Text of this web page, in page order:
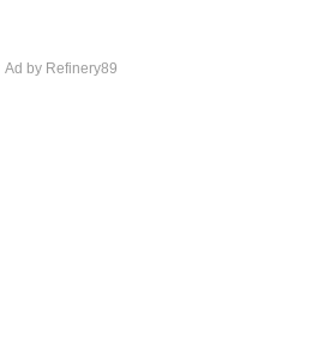
Ad by Refinery89